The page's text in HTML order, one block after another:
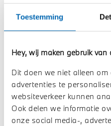
Toestemming
Hey, wij maken gebruik van
Dit doen we niet alleen
advertenties te
websiteverkeer kunnen
Ook delen we informatie
onze social media-,
2. Kosten
3. Regeneratief remmen